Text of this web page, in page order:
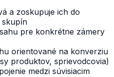
a zoskupuje ich do
skupín
pre konkrétne zámery
orientované na konverziu
produktov, sprievodcovia)
medzi súvisiacim